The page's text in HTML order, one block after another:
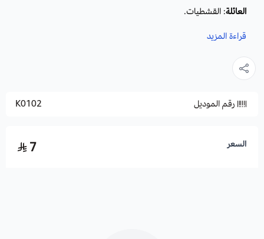
العائلة: القشطيات.
الموطن الأصلي
زراعة فاكهة القشطة وظروف البيئة:
لكي تزرع بذور فاكهة القشطة فإن أفضل نوعية تربة هي تلك التربة
ويتم صرف الفائض منه وعدم التسبب بملوحة في التربة، حيث أن
قراءة المزيد
رقم الموديل K0102
السعر 7